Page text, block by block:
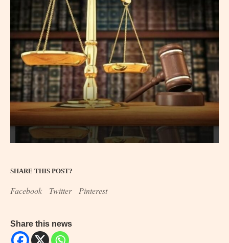
SHARE THIS POST?
Facebook Twitter Pinterest
Share this news